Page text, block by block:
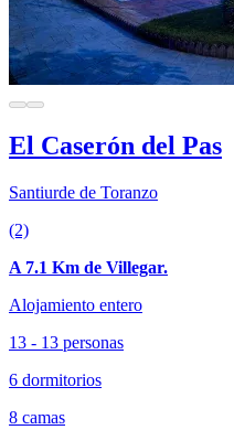
El Caserón del Pas
Santiurde de Toranzo
(2)
A 7.1 Km de Villegar.
Alojamiento entero
13 - 13 personas
6 dormitorios
8 camas